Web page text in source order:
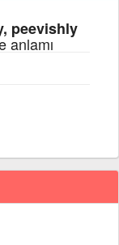
peevishly
anlamı